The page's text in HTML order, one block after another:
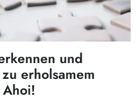
und
erholsamem